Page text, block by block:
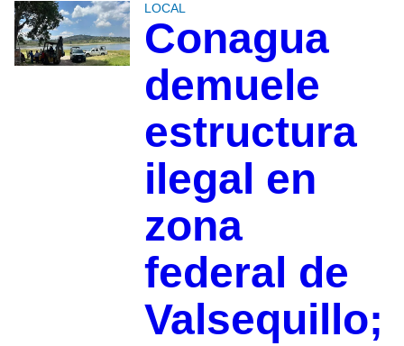
LOCAL
Conagua
demuele
estructura
ilegal en
zona
federal de
Valsequillo;